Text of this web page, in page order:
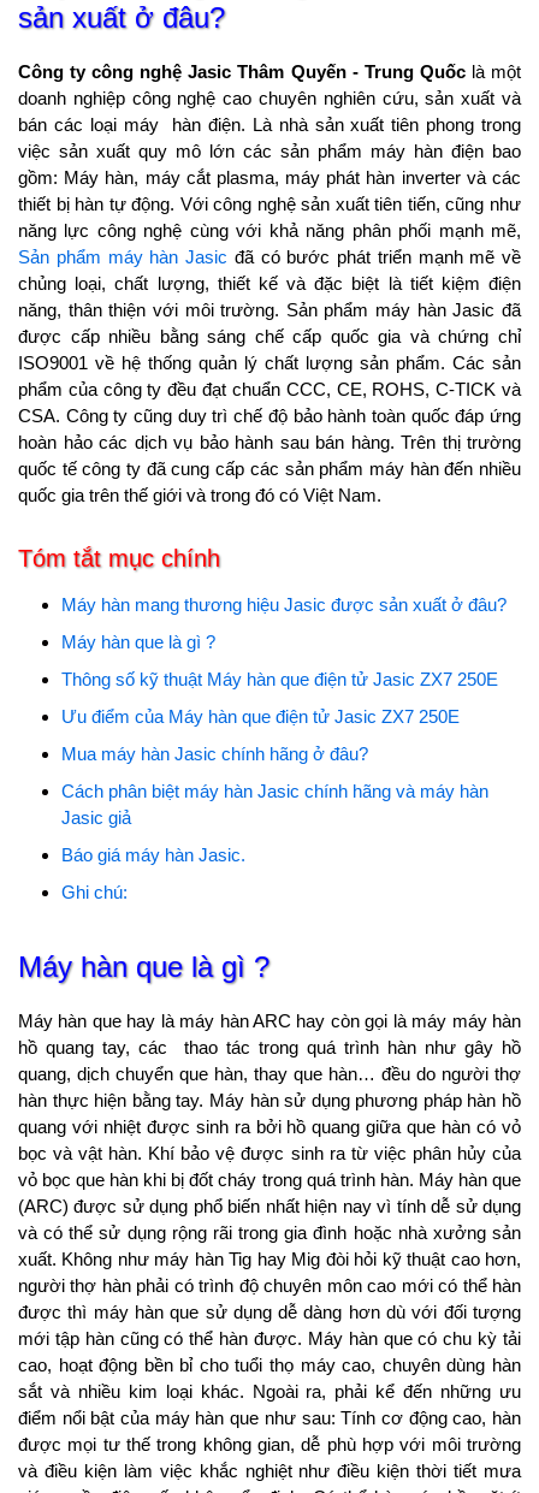
sản xuất ở đâu?
Công ty công nghệ Jasic Thâm Quyến - Trung Quốclà một
doanh nghiệp công nghệ cao chuyên nghiên cứu, sản xuất và
bán các loại máy hàn điện. Là nhà sản xuất tiên phong trong
việc sản xuất quy mô lớn các sản phẩm máy hàn điện bao
gồm: Máy hàn, máy cắt plasma, máy phát hàn inverter và các
thiết bị hàn tự động. Với công nghệ sản xuất tiên tiến, cũng như
năng lực công nghệ cùng với khả năng phân phối mạnh mẽ,
Sản phẩm máy hàn Jasic đã có bước phát triển mạnh mẽ về
chủng loại, chất lượng, thiết kế và đặc biệt là tiết kiệm điện
năng, thân thiện với môi trường. Sản phẩm máy hàn Jasic đã
được cấp nhiều bằng sáng chế cấp quốc gia và chứng chỉ
ISO9001 về hệ thống quản lý chất lượng sản phẩm. Các sản
phẩm của công ty đều đạt chuẩn CCC, CE, ROHS, C-TICK và
CSA. Công ty cũng duy trì chế độ bảo hành toàn quốc đáp ứng
hoàn hảo các dịch vụ bảo hành sau bán hàng. Trên thị trường
quốc tế công ty đã cung cấp các sản phẩm máy hàn đến nhiều
quốc gia trên thế giới và trong đó có Việt Nam.
Tóm tắt mục chính
Máy hàn mang thương hiệu Jasic được sản xuất ở đâu?
Máy hàn que là gì ?
Thông số kỹ thuật Máy hàn que điện tử Jasic ZX7 250E
Ưu điểm của Máy hàn que điện tử Jasic ZX7 250E
Mua máy hàn Jasic chính hãng ở đâu?
Cách phân biệt máy hàn Jasic chính hãng và máy hàn
Jasic giả
Báo giá máy hàn Jasic.
Ghi chú:
Máy hàn que là gì ?
Máy hàn que hay là máy hàn ARC hay còn gọi là máy máy hàn
hồ quang tay, các thao tác trong quá trình hàn như gây hồ
quang, dịch chuyển que hàn, thay que hàn… đều do người thợ
hàn thực hiện bằng tay. Máy hàn sử dụng phương pháp hàn hồ
quang với nhiệt được sinh ra bởi hồ quang giữa que hàn có vỏ
bọc và vật hàn. Khí bảo vệ được sinh ra từ việc phân hủy của
vỏ bọc que hàn khi bị đốt cháy trong quá trình hàn. Máy hàn que
(ARC) được sử dụng phổ biến nhất hiện nay vì tính dễ sử dụng
và có thể sử dụng rộng rãi trong gia đình hoặc nhà xưởng sản
xuất. Không như máy hàn Tig hay Mig đòi hỏi kỹ thuật cao hơn,
người thợ hàn phải có trình độ chuyên môn cao mới có thể hàn
được thì máy hàn que sử dụng dễ dàng hơn dù với đối tượng
mới tập hàn cũng có thể hàn được. Máy hàn que có chu kỳ tải
cao, hoạt động bền bỉ cho tuổi thọ máy cao, chuyên dùng hàn
sắt và nhiều kim loại khác. Ngoài ra, phải kể đến những ưu
điểm nổi bật của máy hàn que như sau: Tính cơ động cao, hàn
được mọi tư thế trong không gian, dễ phù hợp với môi trường
và điều kiện làm việc khắc nghiệt như điều kiện thời tiết mưa